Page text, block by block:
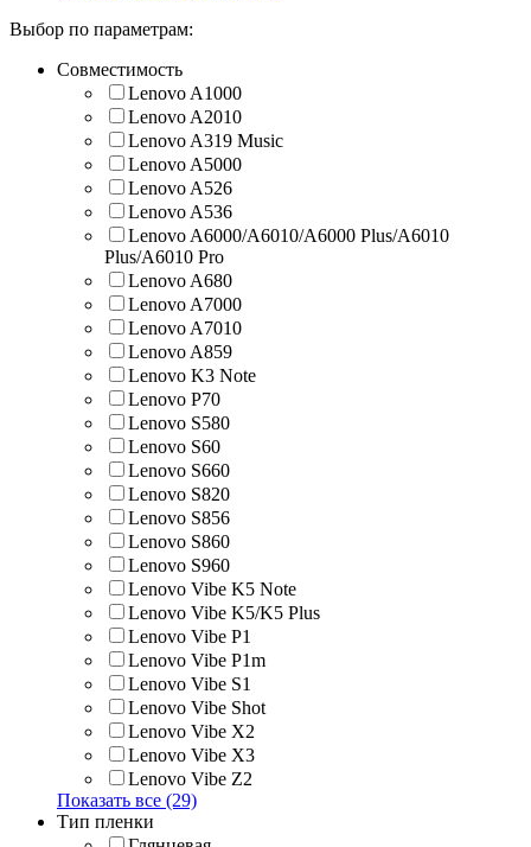
Выбор по параметрам:
Совместимость
Lenovo A1000
Lenovo A2010
Lenovo A319 Music
Lenovo A5000
Lenovo A526
Lenovo A536
Lenovo A6000/A6010/A6000 Plus/A6010
Plus/A6010 Pro
Lenovo A680
Lenovo A7000
Lenovo A7010
Lenovo A859
Lenovo K3 Note
Lenovo P70
Lenovo S580
Lenovo S60
Lenovo S660
Lenovo S820
Lenovo S856
Lenovo S860
Lenovo S960
Lenovo Vibe K5 Note
Lenovo Vibe K5/K5 Plus
Lenovo Vibe P1
Lenovo Vibe P1m
Lenovo Vibe S1
Lenovo Vibe Shot
Lenovo Vibe X2
Lenovo Vibe X3
Lenovo Vibe Z2
Показать все (29)
Тип пленки